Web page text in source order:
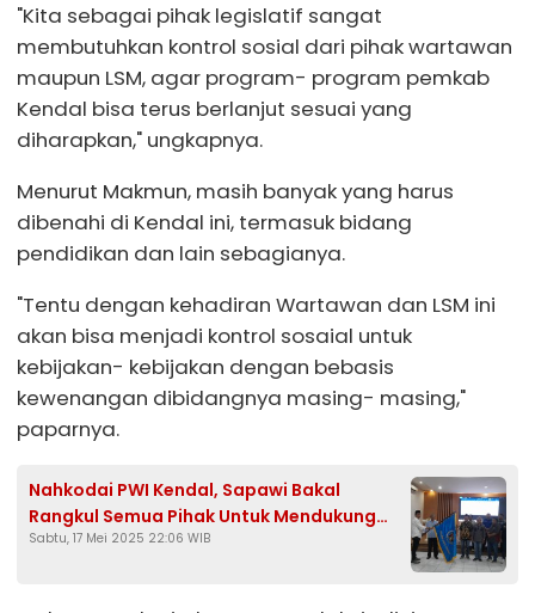
"Kita sebagai pihak legislatif sangat
membutuhkan kontrol sosial dari pihak wartawan
maupun LSM, agar program- program pemkab
Kendal bisa terus berlanjut sesuai yang
diharapkan," ungkapnya.
Menurut Makmun, masih banyak yang harus
dibenahi di Kendal ini, termasuk bidang
pendidikan dan lain sebagianya.
"Tentu dengan kehadiran Wartawan dan LSM ini
akan bisa menjadi kontrol sosaial untuk
kebijakan- kebijakan dengan bebasis
kewenangan dibidangnya masing- masing,"
paparnya.
Nahkodai PWI Kendal, Sapawi Bakal
Rangkul Semua Pihak Untuk Mendukung
Program Pemerintah
Sabtu, 17 Mei 2025 22:06 WIB